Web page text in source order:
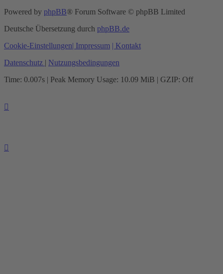
Powered by phpBB® Forum Software © phpBB Limited
Deutsche Übersetzung durch phpBB.de
Cookie-Einstellungen| Impressum | Kontakt
Datenschutz | Nutzungsbedingungen
Time: 0.007s | Peak Memory Usage: 10.09 MiB | GZIP: Off